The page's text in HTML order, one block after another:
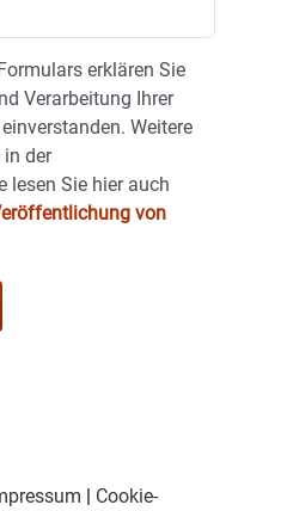
erklären Sie
Verarbeitung Ihrer
Weitere
in der
lesen Sie hier auch
von
Cookie-